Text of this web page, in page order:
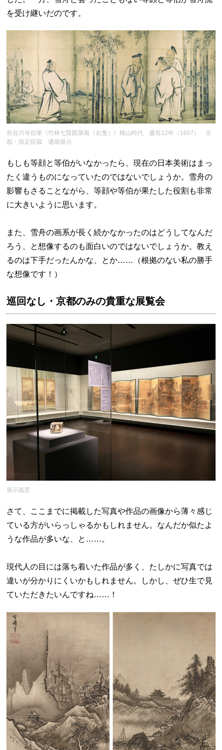
を受け継いだのです。
長谷川等伯筆《竹林七賢図屏風（右隻）》桃山時代 慶長12年（1607） 京
都・両足院蔵 通期展示
もしも等顔と等伯がいなかったら、現在の日本美術はまっ
たく違うものになっていたのではないでしょうか。雪舟の
影響もさることながら、等顔や等伯が果たした役割も非常
に大きいように思います。
また、雪舟の画系が長く続かなかったのはどうしてなんだ
ろう、と想像するのも面白いのではないでしょうか。教え
るのは下手だったんかな、とか……（根拠のない私の勝手
な想像です！）
巡回なし・京都のみの貴重な展覧会
展示風景
さて、ここまでに掲載した写真や作品の画像から薄々感じ
ている方がいらっしゃるかもしれません。なんだか似たよ
うな作品が多いな、と……。
現代人の目には落ち着いた作品が多く、たしかに写真では
違いが分かりにくいかもしれません。しかし、ぜひ生で見
ていただきたいんですね……！